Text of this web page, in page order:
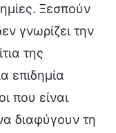
Ξεσπούν
γνωρίζει την
της
επιδημία
που είναι
διαφύγουν τη